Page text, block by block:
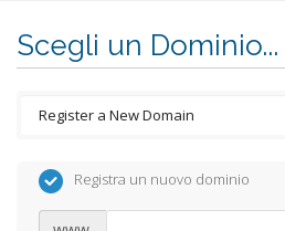
Scegli un Dominio...
Registra un nuovo dominio